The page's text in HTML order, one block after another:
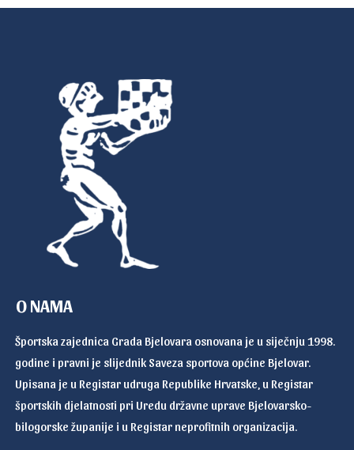
O NAMA
Športska zajednica Grada Bjelovara osnovana je u siječnju 1998.
godine i pravni je slijednik Saveza sportova općine Bjelovar.
Upisana je u Registar udruga Republike Hrvatske, u Registar
športskih djelatnosti pri Uredu državne uprave Bjelovarsko-
bilogorske županije i u Registar neprofitnih organizacija.